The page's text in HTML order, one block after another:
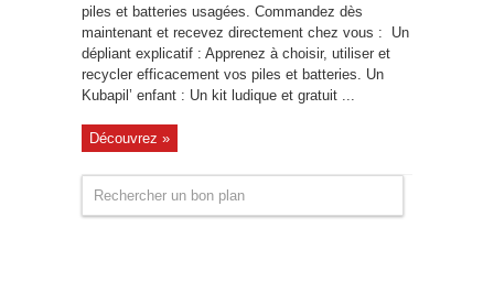
piles et batteries usagées. Commandez dès
maintenant et recevez directement chez vous : Un
dépliant explicatif : Apprenez à choisir, utiliser et
recycler efficacement vos piles et batteries. Un
Kubapil’ enfant : Un kit ludique et gratuit ...
Découvrez »